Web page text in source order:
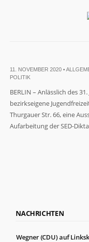
11. NOVEMBER 2020 •
POLITIK
BERLIN – Anlässlich des
bezirkseigene
Thurgauer Str. 66, eine
Aufarbeitung der SED-
NACHRICHTEN
Wegner (CDU) auf